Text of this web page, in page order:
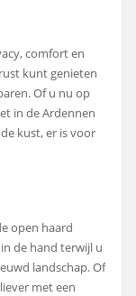
comfort en
kunt genieten
Of u nu op
in de Ardennen
kust, er is voor
open haard
de hand terwijl u
landschap. Of
met een